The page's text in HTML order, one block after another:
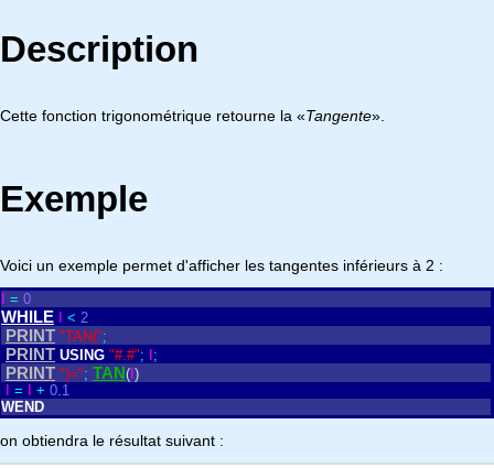
Description
Cette fonction trigonométrique retourne la «Tangente».
Exemple
Voici un exemple permet d'afficher les tangentes inférieurs à 2 :
= 0
WHILE < 2
PRINT "TAN(";
PRINT USING "#.#"; ;
PRINT ")="; TAN( )
= + 0.1
WEND
on obtiendra le résultat suivant :